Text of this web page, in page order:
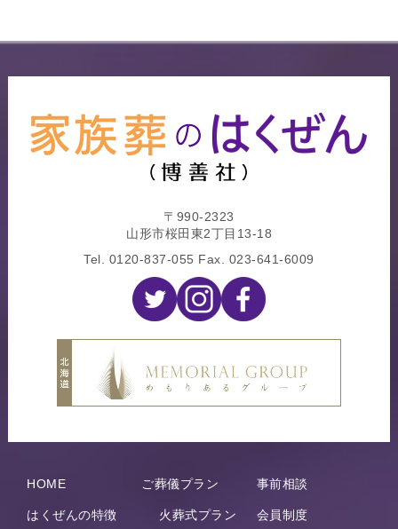
〒990-2323
山形市桜田東2丁目13-18
Tel. 0120-837-055 Fax. 023-641-6009
HOME
はくぜんの特徴
ご葬儀プラン
火葬式プラン
事前相談
会員制度